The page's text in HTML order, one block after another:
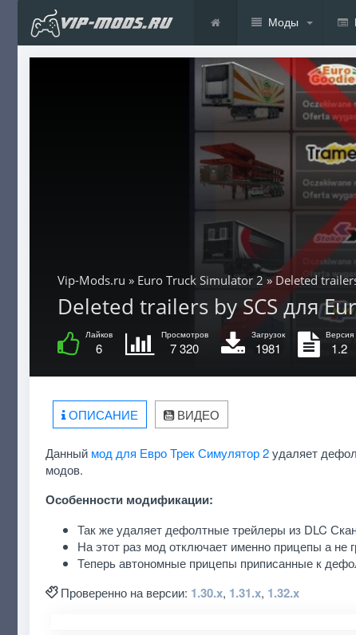
Моды
Vip-Mods.ru » Euro Truck Simulator 2» Deleted
Deleted trailers by SCS для
Лайков
6
Просмотров
7 320
Загрузок
1981
Версия
1.2
ОПИСАНИЕ ВИДЕО
Данный мод для Евро Трек Симулятор 2удаляет
модов.
Особенности модификации:
Так же удаляет дефолтные трейлеры из DLC
На этот раз мод отключает именно прицепы а не
Теперь автономные прицепы приписанные к
Проверенно на версии: 1.30.x, 1.31.x, 1.32.x